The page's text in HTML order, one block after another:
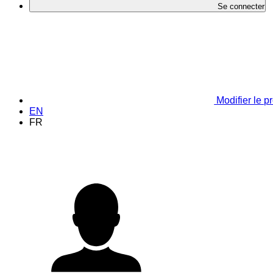
Se connecter
Modifier le
EN
FR